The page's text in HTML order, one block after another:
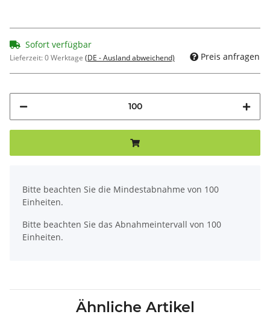
Sofort verfügbar
Lieferzeit:0 Werktage (DE - Ausland abweichend) Preis anfragen
Bitte beachten Sie die Mindestabnahme von 100
Einheiten.
Bitte beachten Sie das Abnahmeintervall von 100
Einheiten.
Ähnliche Artikel